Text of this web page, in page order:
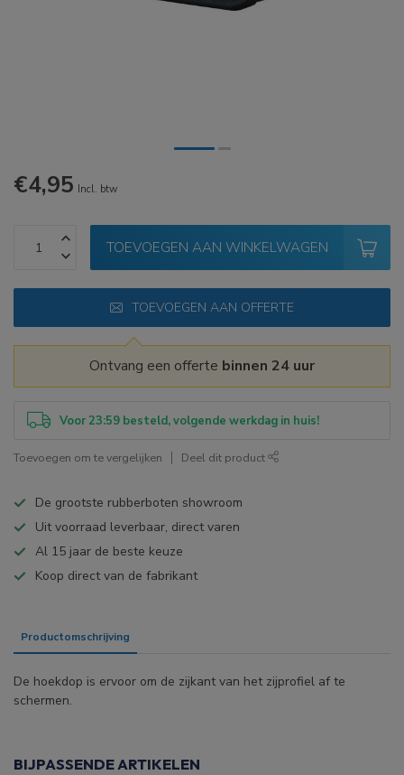
€4,95 Incl. btw
TOEVOEGEN AAN WINKELWAGEN
TOEVOEGEN AAN OFFERTE
Ontvang een offerte binnen 24 uur
Voor 23:59 besteld, volgende werkdag in huis!
Toevoegen om te vergelijken Deel dit product
De grootste rubberboten showroom
Uit voorraad leverbaar, direct varen
Al 15 jaar de beste keuze
Koop direct van de fabrikant
Productomschrijving
De hoekdop is ervoor om de zijkant van het zijprofiel af te
schermen.
BIJPASSENDE ARTIKELEN